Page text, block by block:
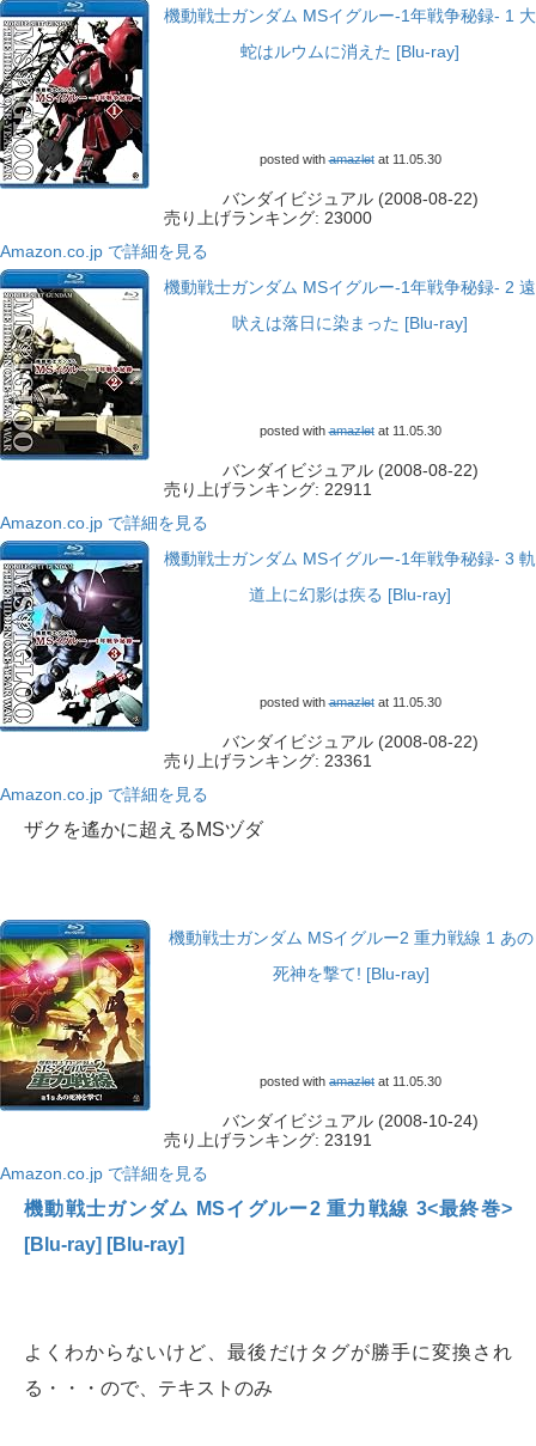
機動戦士ガンダム MSイグルー-1年戦争秘録- 1 大
蛇はルウムに消えた [Blu-ray]
posted withamazletat 11.05.30
バンダイビジュアル (2008-08-22)
売り上げランキング: 23000
Amazon.co.jp で詳細を見る
機動戦士ガンダム MSイグルー-1年戦争秘録- 2 遠
吠えは落日に染まった [Blu-ray]
posted withamazletat 11.05.30
バンダイビジュアル (2008-08-22)
売り上げランキング: 22911
Amazon.co.jp で詳細を見る
機動戦士ガンダム MSイグルー-1年戦争秘録- 3 軌
道上に幻影は疾る [Blu-ray]
posted withamazletat 11.05.30
バンダイビジュアル (2008-08-22)
売り上げランキング: 23361
Amazon.co.jp で詳細を見る
ザクを遙かに超えるMSヅダ
機動戦士ガンダム MSイグルー2 重力戦線 1 あの
死神を撃て! [Blu-ray]
posted with amazlet at 11.05.30
バンダイビジュアル (2008-10-24)
売り上げランキング: 23191
Amazon.co.jp で詳細を見る
機動戦士ガンダム MSイグルー2 重力戦線 3<最終巻>
[Blu-ray] [Blu-ray]
よくわからないけど、最後だけタグが勝手に変換され
る・・・ので、テキストのみ